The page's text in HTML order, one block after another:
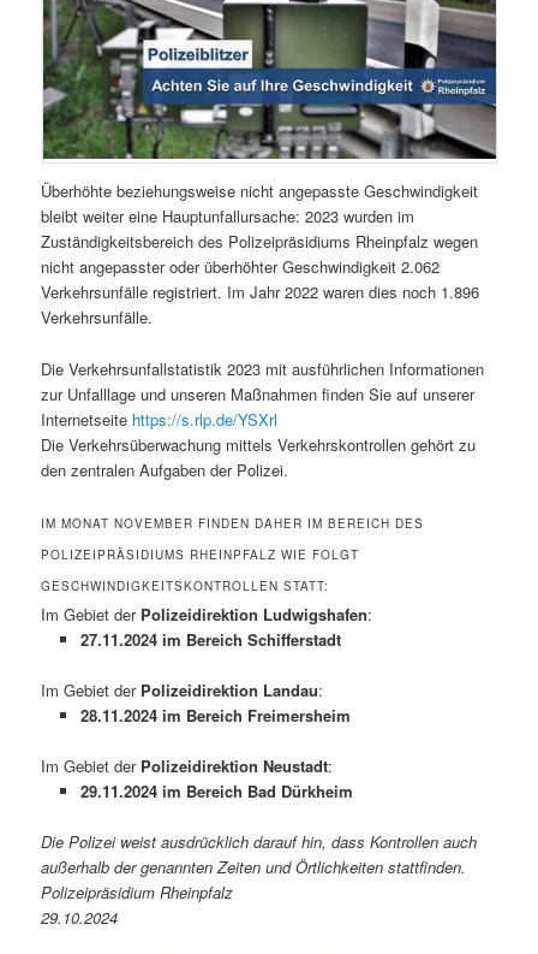
Überhöhte beziehungsweise nicht angepasste Geschwindigkeit
bleibt weiter eine Hauptunfallursache: 2023 wurden im
Zuständigkeitsbereich des Polizeipräsidiums Rheinpfalz wegen
nicht angepasster oder überhöhter Geschwindigkeit 2.062
Verkehrsunfälle registriert. Im Jahr 2022 waren dies noch 1.896
Verkehrsunfälle.
Die Verkehrsunfallstatistik 2023 mit ausführlichen Informationen
zur Unfalllage und unseren Maßnahmen finden Sie auf unserer
Internetseite https://s.rlp.de/YSXrl
Die Verkehrsüberwachung mittels Verkehrskontrollen gehört zu
den zentralen Aufgaben der Polizei.
IM MONAT NOVEMBER FINDEN DAHER IM BEREICH DES
POLIZEIPRÄSIDIUMS RHEINPFALZ WIE FOLGT
GESCHWINDIGKEITSKONTROLLEN STATT:
Im Gebiet der Polizeidirektion Ludwigshafen:
27.11.2024 im Bereich Schifferstadt
Im Gebiet der Polizeidirektion Landau:
28.11.2024 im Bereich Freimersheim
Im Gebiet der Polizeidirektion Neustadt:
29.11.2024 im Bereich Bad Dürkheim
Die Polizei weist ausdrücklich darauf hin, dass Kontrollen auch
außerhalb der genannten Zeiten und Örtlichkeiten stattfinden.
Polizeipräsidium Rheinpfalz
29.10.2024